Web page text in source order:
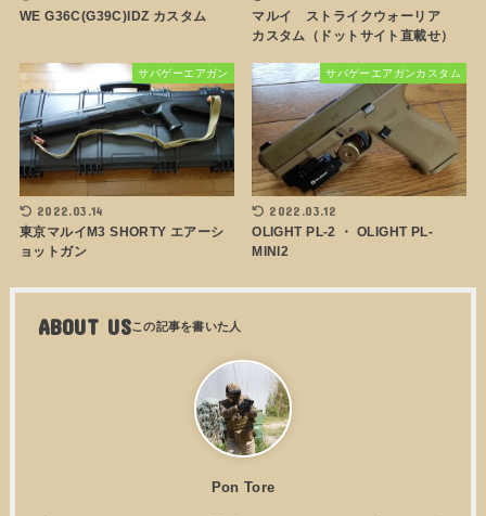
WE G36C(G39C)IDZ カスタム
マルイ ストライクウォーリア
カスタム（ドットサイト直載せ）
サバゲーエアガン
2022.03.14
東京マルイM3 SHORTY エアーシ
ョットガン
サバゲーエアガンカスタム
2022.03.12
OLIGHT PL-2 ・ OLIGHT PL-
MINI2
ABOUT US
Pon Tore